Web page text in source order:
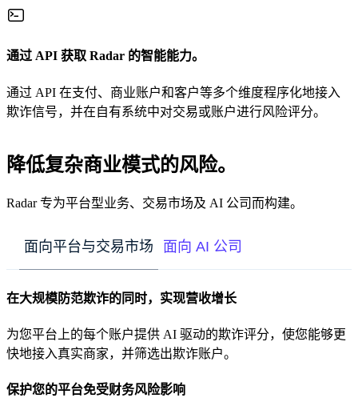
通过 API 获取 Radar 的智能能力。
通过 API 在支付、商业账户和客户等多个维度程序化地接入
欺诈信号，并在自有系统中对交易或账户进行风险评分。
降低复杂商业模式的风险。
Radar 专为平台型业务、交易市场及 AI 公司而构建。
面向平台与交易市场 面向 AI 公司
在大规模防范欺诈的同时，实现营收增长
为您平台上的每个账户提供 AI 驱动的欺诈评分，使您能够更
快地接入真实商家，并筛选出欺诈账户。
保护您的平台免受财务风险影响